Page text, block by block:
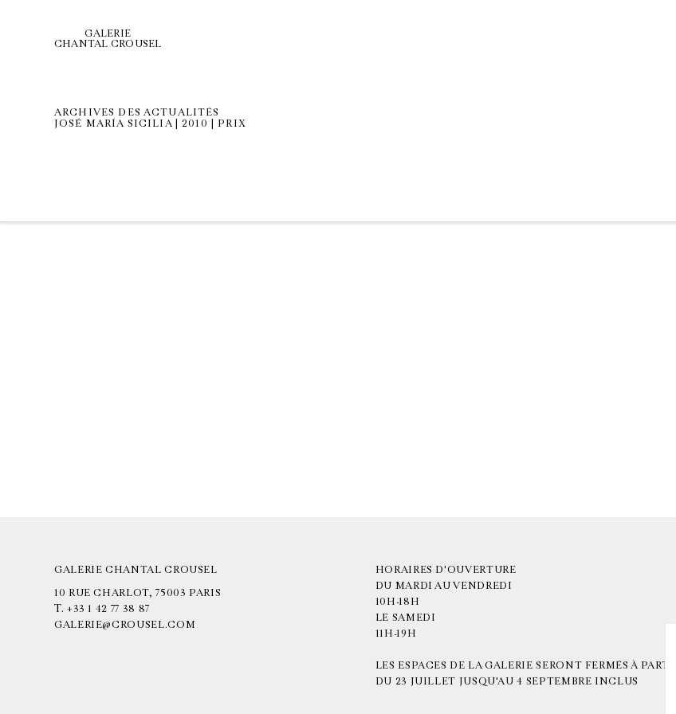
GALERIE
CHANTAL CROUSEL
ARCHIVES DES ACTUALITÉS
JOSÉ MARÍA SICILIA | 2010 | PRIX
GALERIE CHANTAL CROUSEL
10 RUE CHARLOT, 75003 PARIS
T. +33 1 42 77 38 87
GALERIE@CROUSEL.COM
HORAIRES D'OUVERTURE
DU MARDI AU VENDREDI
10H-18H
LE SAMEDI
11H-19H
LES ESPACES DE LA GALERIE SERONT FERMÉS À PARTIR
DU 23 JUILLET JUSQU'AU 4 SEPTEMBRE INCLUS